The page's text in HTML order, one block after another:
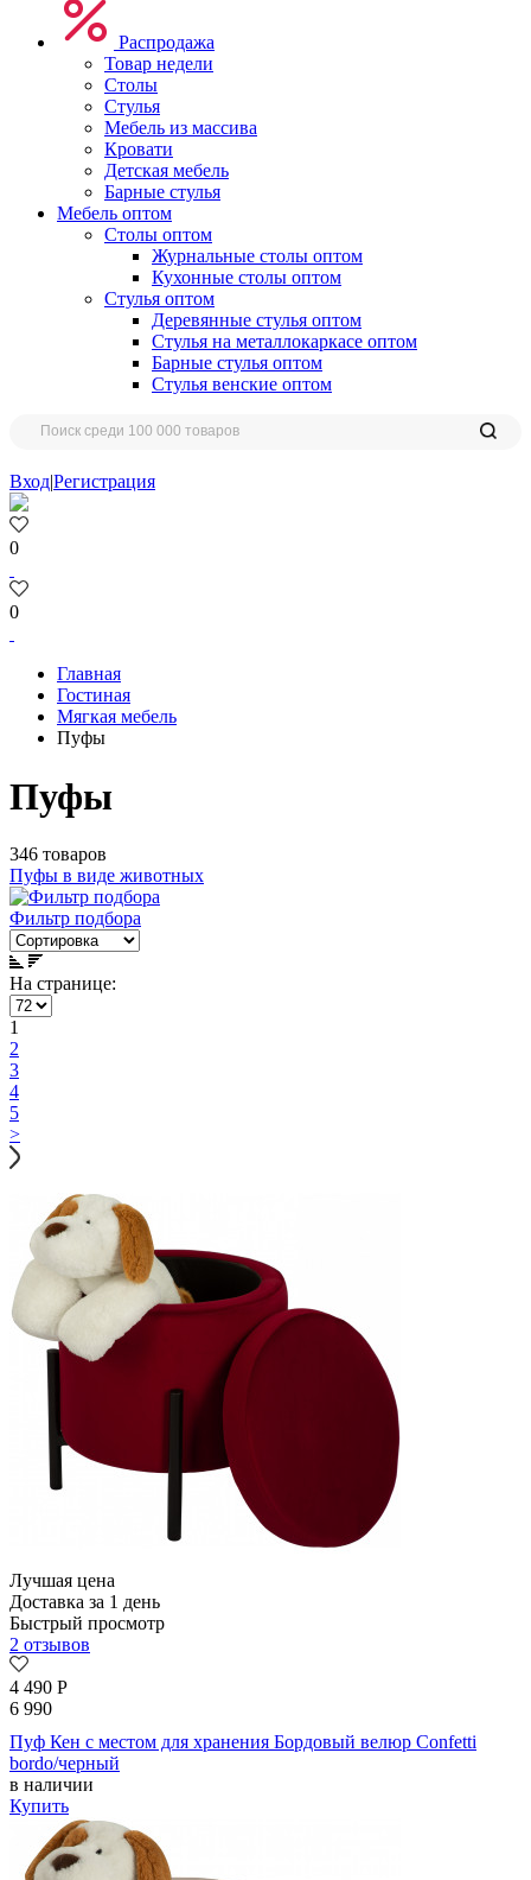
Распродажа
Товар недели
Столы
Стулья
Мебель из массива
Кровати
Детская мебель
Барные стулья
Мебель оптом
Столы оптом
Журнальные столы оптом
Кухонные столы оптом
Стулья оптом
Деревянные стулья оптом
Стулья на металлокаркасе оптом
Барные стулья оптом
Стулья венские оптом
Вход|Регистрация
0
0
Главная
Гостиная
Мягкая мебель
Пуфы
Пуфы
346 товаров
Пуфы в виде животных
Фильтр подбора
На странице:
1
2
3
4
5
>
Лучшая цена
Доставка за 1 день
Быстрый просмотр
2 отзывов
4 490 Р
6 990
Пуф Кен с местом для хранения Бордовый велюр Confetti
bordo/черный
в наличии
Купить